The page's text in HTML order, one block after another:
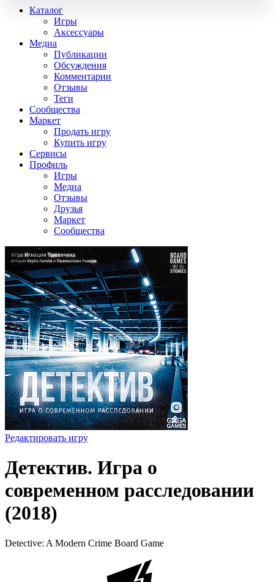
Каталог
Игры
Аксессуары
Медиа
Публикации
Обсуждения
Комментарии
Отзывы
Теги
Сообщества
Маркет
Продать игру
Купить игру
Сервисы
Профиль
Игры
Медиа
Отзывы
Друзья
Маркет
Сообщества
Редактировать игру
Детектив. Игра о
современном расследовании
(2018)
Detective: A Modern Crime Board Game